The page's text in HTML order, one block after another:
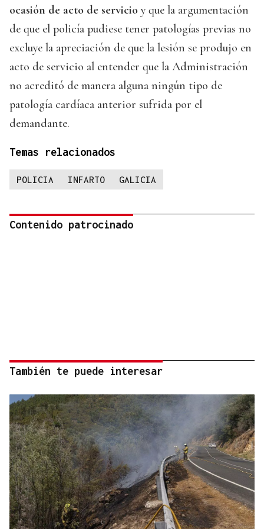
ocasión de acto de servicio y que la argumentación
de que el policía pudiese tener patologías previas no
excluye la apreciación de que la lesión se produjo en
acto de servicio al entender que la Administración
no acreditó de manera alguna ningún tipo de
patología cardíaca anterior sufrida por el
demandante.
Temas relacionados
POLICIA INFARTO GALICIA
Contenido patrocinado
También te puede interesar